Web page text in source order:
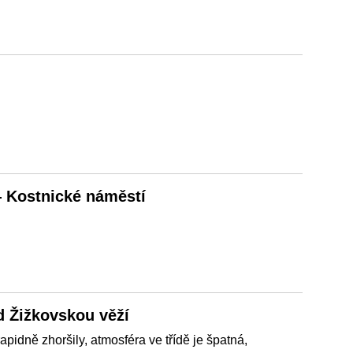
náměstí
Žižkovskou věží
zhoršily, atmosféra ve třídě je špatná,